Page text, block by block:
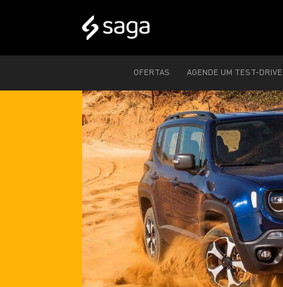
OFERTAS AGENDE UM TEST-DRIVE